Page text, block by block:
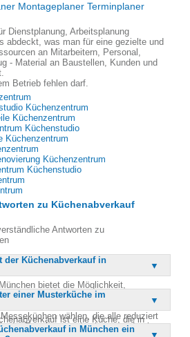
Montageplaner Terminplaner
Dienstplanung, Arbeitsplanung
abdeckt, was man für eine gezielte und
an Mitarbeitern, Personal,
- Material an Baustellen, Kunden und
Betrieb fehlen darf.
Küchenzentrum
Küchenzentrum
Küchenstudio
Küchenzentrum
Küchenzentrum
Küchenstudio
zu Küchenabverkauf
Antworten zu
der Küchenabverkauf in
bietet die Möglichkeit,
zu besonders günstigen Preisen zu
aus einer Vielzahl von Musterküchen,
wählen, die alle reduziert
der Regel neu und unbenutzt, da sie
einer Musterküche im
ist eine Küche, die in
in Ausstellungen präsentiert wurde.
in München ein